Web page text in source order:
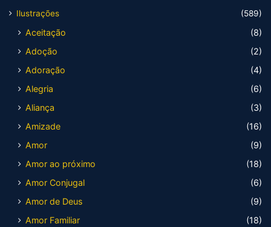
Ilustrações
(589)
Aceitação
(8)
Adoção
(2)
Adoração
(4)
Alegria
(6)
Aliança
(3)
Amizade
(16)
Amor
(9)
Amor ao próximo
(18)
Amor Conjugal
(6)
Amor de Deus
(9)
Amor Familiar
(18)